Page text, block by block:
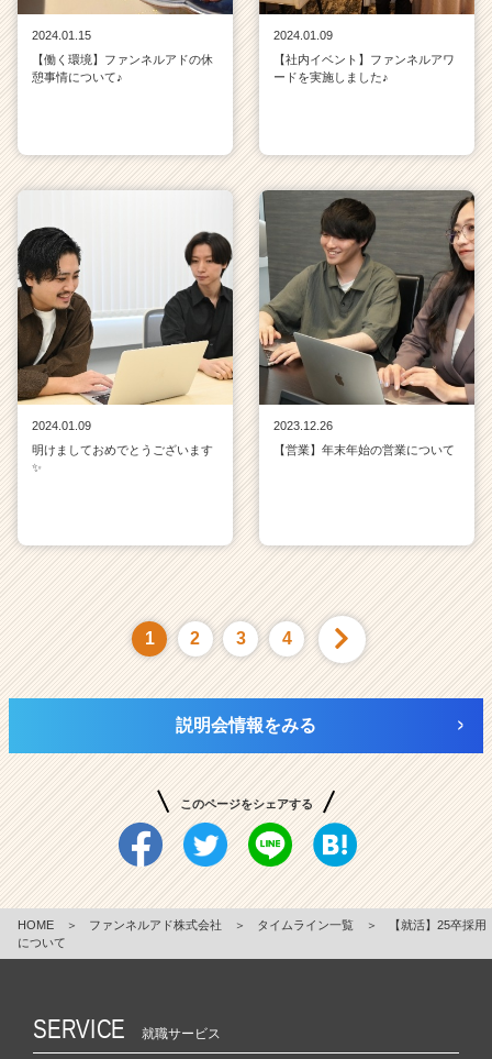
2024.01.15
【働く環境】ファンネルアドの休
憩事情について♪
2024.01.09
【社内イベント】ファンネルアワ
ードを実施しました♪
2024.01.09
明けましておめでとうございます
✨
2023.12.26
【営業】年末年始の営業について
1 2 3 4
説明会情報をみる
このページをシェアする
HOME ＞ ファンネルアド株式会社 ＞ タイムライン一覧 ＞
【就活】25卒採用
について
SERVICE 就職サービス